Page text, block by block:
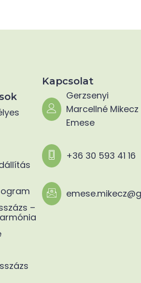
–
Kapcsolat
Gerzsenyi
Marcellné Mikecz
Emese
+36 30 593 41 16